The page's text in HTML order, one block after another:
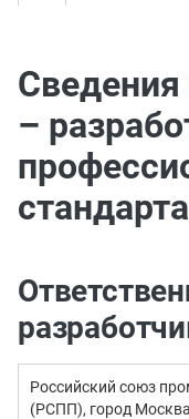
Сведения
–
стандарта
Российский союз
(РСПП), город Москва